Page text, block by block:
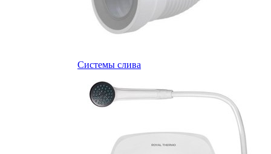
Системы слива